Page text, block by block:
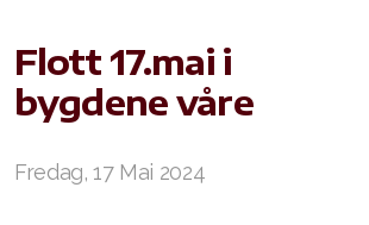
Flott 17.mai i
bygdene våre
Fredag, 17 Mai 2024